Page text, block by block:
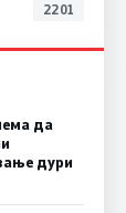
2201
да
дури